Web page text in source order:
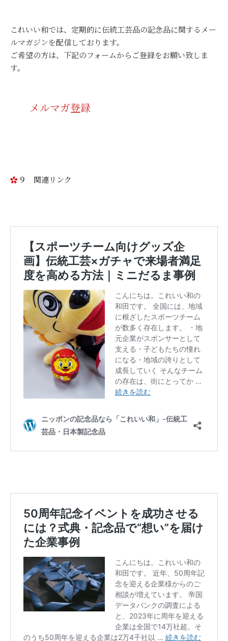
これいい和では、定期的に伝統工芸品の記念品に関するメー
ルマガジンを配信しております。
ご希望の方は、下記のフォームからご登録をお願い致しま
す。
メルマガ登録
９ 関連リンク